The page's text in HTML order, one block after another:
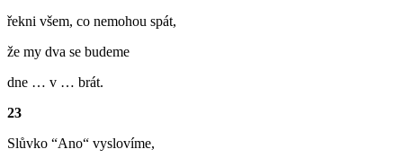
řekni všem, co nemohou spát,
že my dva se budeme
dne … v … brát.
23
Slůvko “Ano“ vyslovíme,